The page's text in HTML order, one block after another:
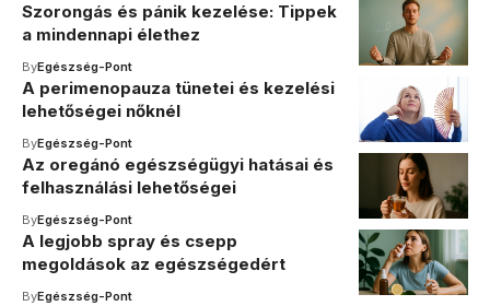
Szorongás és pánik kezelése: Tippek
a mindennapi élethez
ByEgészség-Pont
A perimenopauza tünetei és kezelési
lehetőségei nőknél
ByEgészség-Pont
Az oregánó egészségügyi hatásai és
felhasználási lehetőségei
ByEgészség-Pont
A legjobb spray és csepp
megoldások az egészségedért
ByEgészség-Pont